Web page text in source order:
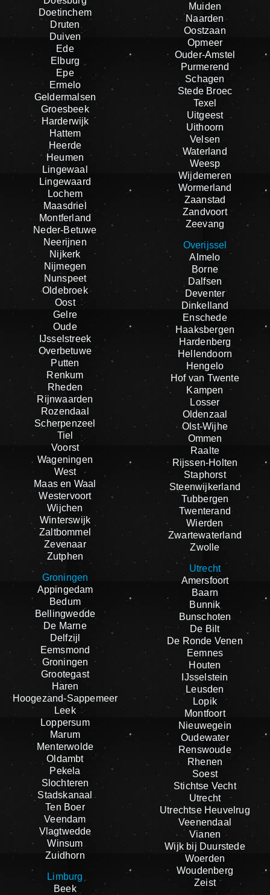
Doetinchem
Druten
Duiven
Ede
Elburg
Epe
Ermelo
Geldermalsen
Groesbeek
Harderwijk
Hattem
Heerde
Heumen
Lingewaal
Lingewaard
Lochem
Maasdriel
Montferland
Neder-Betuwe
Neerijnen
Nijkerk
Nijmegen
Nunspeet
Oldebroek
Oost
Gelre
Oude
IJsselstreek
Overbetuwe
Putten
Renkum
Rheden
Rijnwaarden
Rozendaal
Scherpenzeel
Tiel
Voorst
Wageningen
West
Maas en Waal
Westervoort
Wijchen
Winterswijk
Zaltbommel
Zevenaar
Zutphen
Groningen
Appingedam
Bedum
Bellingwedde
De Marne
Delfzijl
Eemsmond
Groningen
Grootegast
Haren
Hoogezand-Sappemeer
Leek
Loppersum
Marum
Menterwolde
Oldambt
Pekela
Slochteren
Stadskanaal
Ten Boer
Veendam
Vlagtwedde
Winsum
Zuidhorn
Limburg
Beek
Muiden
Naarden
Oostzaan
Opmeer
Ouder-Amstel
Purmerend
Schagen
Stede Broec
Texel
Uitgeest
Uithoorn
Velsen
Waterland
Weesp
Wijdemeren
Wormerland
Zaanstad
Zandvoort
Zeevang
Overijssel
Almelo
Borne
Dalfsen
Deventer
Dinkelland
Enschede
Haaksbergen
Hardenberg
Hellendoorn
Hengelo
Hof van Twente
Kampen
Losser
Oldenzaal
Olst-Wijhe
Ommen
Raalte
Rijssen-Holten
Staphorst
Steenwijkerland
Tubbergen
Twenterand
Wierden
Zwartewaterland
Zwolle
Utrecht
Amersfoort
Baarn
Bunnik
Bunschoten
De Bilt
De Ronde Venen
Eemnes
Houten
IJsselstein
Leusden
Lopik
Montfoort
Nieuwegein
Oudewater
Renswoude
Rhenen
Soest
Stichtse Vecht
Utrecht
Utrechtse Heuvelrug
Veenendaal
Vianen
Wijk bij Duurstede
Woerden
Woudenberg
Zeist